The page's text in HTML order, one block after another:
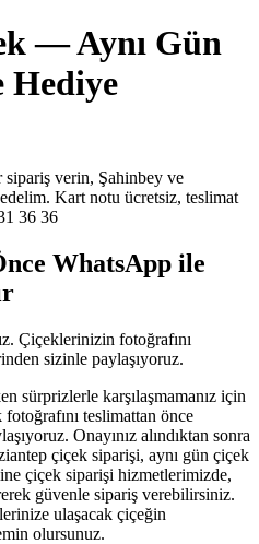
— Aynı Gün
Hediye
verin, Şahinbey ve
Kart notu ücretsiz, teslimat
36 36
WhatsApp ile
Çiçeklerinizin fotoğrafını
sizinle paylaşıyoruz.
sürprizlerle karşılaşmamanız için
fotoğrafını teslimattan önce
Onayınız alındıktan sonra
çiçek siparişi, aynı gün çiçek
çiçek siparişi hizmetlerimizde,
güvenle sipariş verebilirsiniz.
ulaşacak çiçeğin
olursunuz.